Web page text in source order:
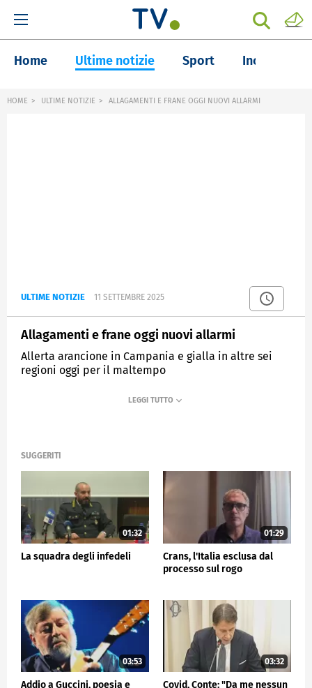
Home Ultime notizie Sport Inchieste
HOME ULTIME NOTIZIE ALLAGAMENTI E FRANE OGGI NUOVI ALLARMI
ULTIME NOTIZIE 11 SETTEMBRE 2025
Allagamenti e frane oggi nuovi allarmi
Allerta arancione in Campania e gialla in altre sei
regioni oggi per il maltempo
SUGGERITI
01:32
La squadra degli infedeli
01:29
Crans, l'Italia esclusa dal
processo sul rogo
03:53
Addio a Guccini, poesia e
03:32
Covid, Conte: "Da me nessun